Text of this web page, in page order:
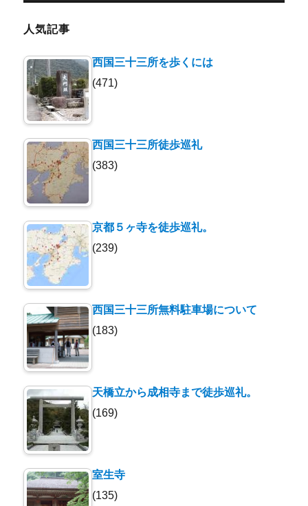
ブ
人気記事
西国三十三所を歩くには
(471)
西国三十三所徒歩巡礼
(383)
京都５ヶ寺を徒歩巡礼。
(239)
西国三十三所無料駐車場について
(183)
天橋立から成相寺まで徒歩巡礼。
(169)
室生寺
(135)